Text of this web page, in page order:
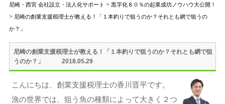
尼崎・西宮 会社設立・法人化サポート > 黒字化８０％の起業成功ノウハウ大公開！
> 尼崎の創業支援税理士が教える！「１本釣りで狙うのか？それとも網で狙うの
か？」
尼崎の創業支援税理士が教える！「１本釣りで狙うのか？それとも網で狙
うのか？」 2018.05.29
こんにちは、創業支援税理士の香川晋平です。
漁の世界では、狙う魚の種類によって大きく２つ